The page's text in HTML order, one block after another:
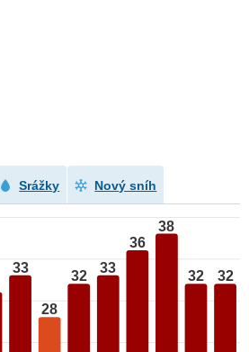
Srážky Nový sníh
33
28
32
33
36
38
32 32